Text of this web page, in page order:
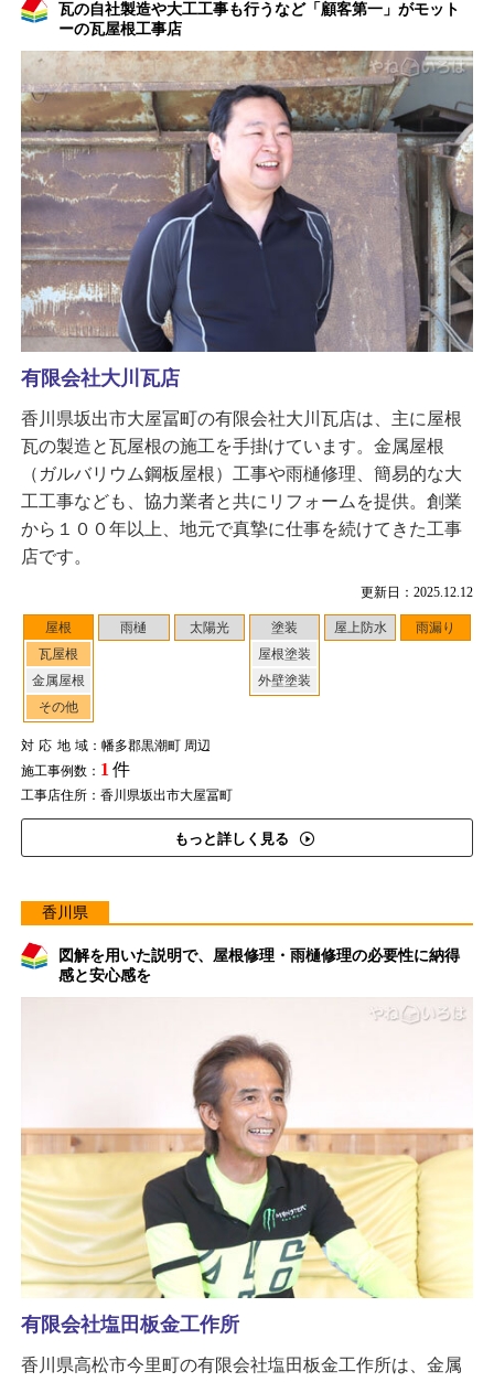
瓦の自社製造や大工工事も行うなど「顧客第一」がモット
ーの瓦屋根工事店
更新日：2025.12.12
屋根
瓦屋根
金属屋根
その他
雨樋 太陽光
塗装
屋根塗装
外壁塗装
屋上防水 雨漏り
対応地域：幡多郡黒潮町 周辺
施工事例数： 1 件
工事店住所：香川県坂出市大屋冨町
もっと詳しく見る
有限会社大川瓦店
香川県坂出市大屋冨町の有限会社大川瓦店は、主に屋根
瓦の製造と瓦屋根の施工を手掛けています。金属屋根
（ガルバリウム鋼板屋根）工事や雨樋修理、簡易的な大
工工事なども、協力業者と共にリフォームを提供。創業
から１００年以上、地元で真摯に仕事を続けてきた工事
店です。
香川県
図解を用いた説明で、屋根修理・雨樋修理の必要性に納得
感と安心感を
有限会社塩田板金工作所
香川県高松市今里町の有限会社塩田板金工作所は、金属